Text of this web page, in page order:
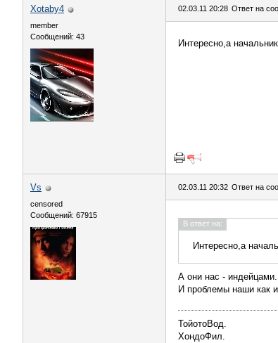
Xotaby4
member
Сообщений: 43
02.03.11 20:28 Ответ на
Интересно,а
Vs
censored
Сообщений: 67915
02.03.11 20:32 Ответ на
В ответ на:
Интересно,а
А они нас - индейцами.
И проблемы наши как
ТойотоВод.
ХондоФил.